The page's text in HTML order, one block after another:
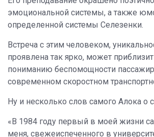
эмоциональной системы, а также
определенной системы Селезенки.
Встреча с этим человеком,
проявлена так ярко, может
пониманию беспомощности
современном скоростном
Ну и несколько слов самого Алока о
«В 1984 году первый в моей жизни
меня, свежеиспеченного в